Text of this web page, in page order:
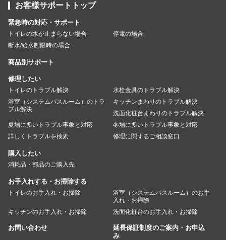
お客様サポートトップ
緊急時の対応・サポート
トイレの水が止まらない場合
停電の場合
断水/給水制限時の場合
商品別サポート
修理したい
トイレのトラブル解決
水栓金具のトラブル解決
浴室（システムバスルーム）のトラ
ブル解決
キッチンまわりのトラブル解決
洗面化粧台まわりのトラブル解決
夏場に多いトラブル事象と対応
冬場に多いトラブル事象と対応
詳しくトラブルを検索
修理に関するご相談窓口
購入したい
消耗品・部品のご購入先
お手入れする・お掃除する
トイレのお手入れ・お掃除
浴室（システムバスルーム）のお手
入れ・お掃除
キッチンのお手入れ・お掃除
洗面化粧台のお手入れ・お掃除
お問い合わせ
延長保証制度のご案内・お申込
み